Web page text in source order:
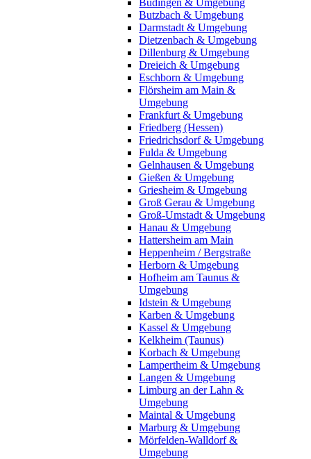
Büdingen & Umgebung
Butzbach & Umgebung
Darmstadt & Umgebung
Dietzenbach & Umgebung
Dillenburg & Umgebung
Dreieich & Umgebung
Eschborn & Umgebung
Flörsheim am Main &
Umgebung
Frankfurt & Umgebung
Friedberg (Hessen)
Friedrichsdorf & Umgebung
Fulda & Umgebung
Gelnhausen & Umgebung
Gießen & Umgebung
Griesheim & Umgebung
Groß Gerau & Umgebung
Groß-Umstadt & Umgebung
Hanau & Umgebung
Hattersheim am Main
Heppenheim / Bergstraße
Herborn & Umgebung
Hofheim am Taunus &
Umgebung
Idstein & Umgebung
Karben & Umgebung
Kassel & Umgebung
Kelkheim (Taunus)
Korbach & Umgebung
Lampertheim & Umgebung
Langen & Umgebung
Limburg an der Lahn &
Umgebung
Maintal & Umgebung
Marburg & Umgebung
Mörfelden-Walldorf &
Umgebung